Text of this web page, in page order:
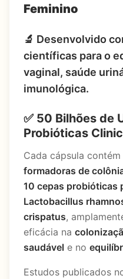
Feminino
🔬 Desenvolvido
científicas para o
vaginal, saúde
imunológica.
✅ 50 Bilhões de
Probióticas
Cada cápsula contém
formadoras de
10 cepas probióticas
Lactobacillus
crispatus,
eficácia na
saudável e no
Estudos publicados